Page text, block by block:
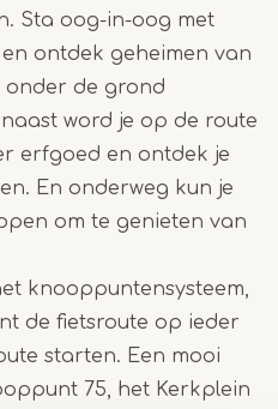
Sta oog-in-oog met
ontdek geheimen van
onder de grond
word je op de route
erfgoed en ontdek je
En onderweg kun je
om te genieten van
knooppuntensysteem,
de fietsroute op ieder
starten. Een mooi
75, het Kerkplein